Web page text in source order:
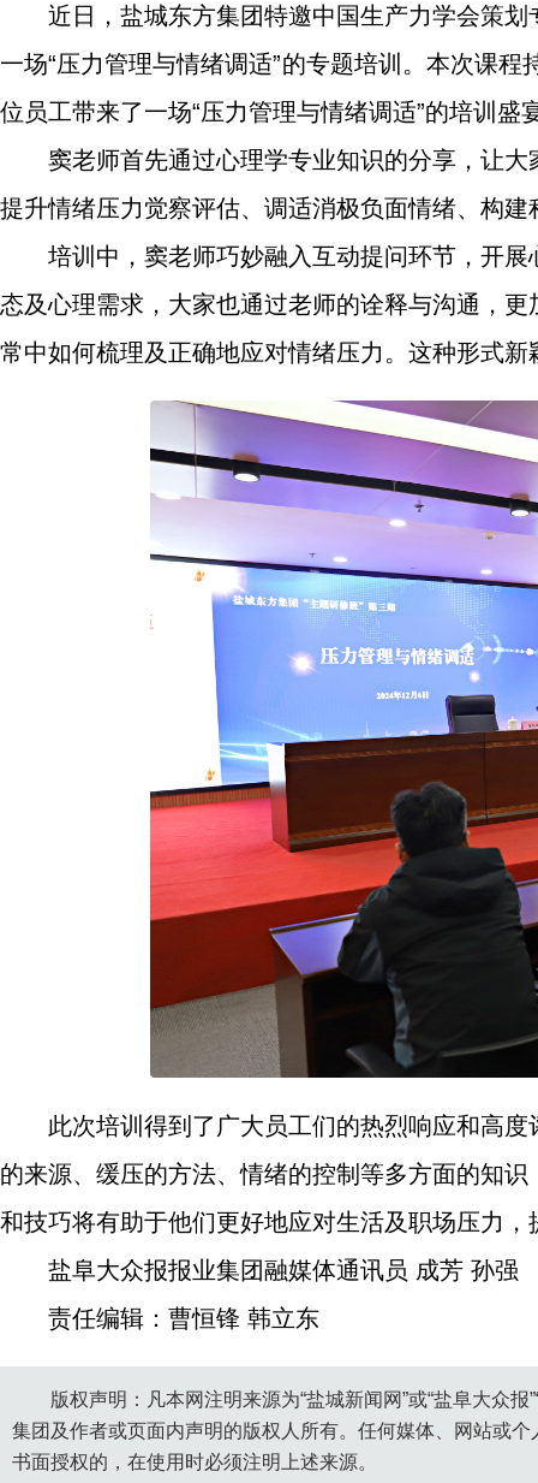
近日，盐城东方集团特邀中国生产力学会策
一场“压力管理与情绪调适”的专题培训。本次课
位员工带来了一场“压力管理与情绪调适”的培训盛
窦老师首先通过心理学专业知识的分享，让
提升情绪压力觉察评估、调适消极负面情绪、构
培训中，窦老师巧妙融入互动提问环节，开
态及心理需求，大家也通过老师的诠释与沟通，
常中如何梳理及正确地应对情绪压力。这种形式
此次培训得到了广大员工们的热烈响应和高
的来源、缓压的方法、情绪的控制等多方面的知
和技巧将有助于他们更好地应对生活及职场压力
盐阜大众报报业集团融媒体通讯员 成芳 孙强
责任编辑：曹恒锋 韩立东
版权声明：凡本网注明来源为“盐城新闻网”或“盐阜大众
集团及作者或页面内声明的版权人所有。任何媒体、网站或
书面授权的，在使用时必须注明上述来源。